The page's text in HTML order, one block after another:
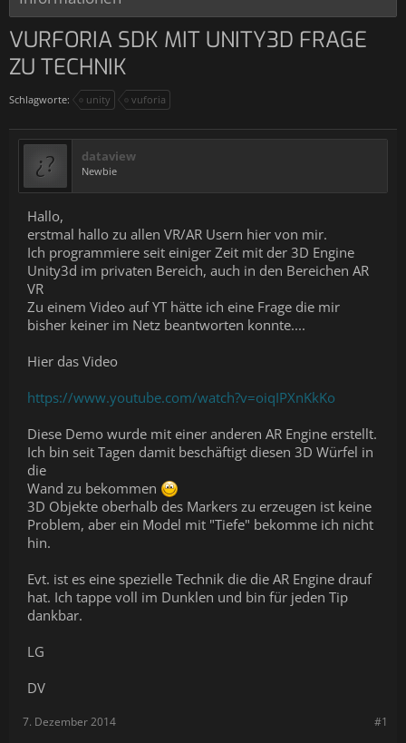
VURFORIA SDK MIT UNITY3D FRAGE
ZU TECHNIK
Schlagworte: unity vuforia
dataview
Newbie
Hallo,
erstmal hallo zu allen VR/AR Usern hier von mir.
Ich programmiere seit einiger Zeit mit der 3D Engine
Unity3d im privaten Bereich, auch in den Bereichen AR
VR
Zu einem Video auf YT hätte ich eine Frage die mir
bisher keiner im Netz beantworten konnte....
Hier das Video
https://www.youtube.com/watch?v=oiqIPXnKkKo
Diese Demo wurde mit einer anderen AR Engine erstellt.
Ich bin seit Tagen damit beschäftigt diesen 3D Würfel in
die
Wand zu bekommen
3D Objekte oberhalb des Markers zu erzeugen ist keine
Problem, aber ein Model mit "Tiefe" bekomme ich nicht
hin.
Evt. ist es eine spezielle Technik die die AR Engine drauf
hat. Ich tappe voll im Dunklen und bin für jeden Tip
dankbar.
LG
DV
#1
7. Dezember 2014